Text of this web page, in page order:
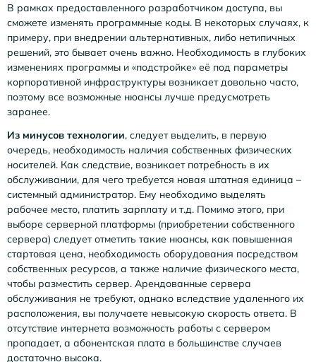
В рамках предоставленного разработчиком доступа, вы
сможете изменять программные коды. В некоторых случаях, к
примеру, при внедрении альтернативных, либо нетипичных
решений, это бывает очень важно. Необходимость в глубоких
изменениях программы и «подстройке» её под параметры
корпоративной инфраструктуры возникает довольно часто,
поэтому все возможные нюансы лучше предусмотреть
заранее.
Из минусов технологии, следует выделить, в первую
очередь, необходимость наличия собственных физических
носителей. Как следствие, возникает потребность в их
обслуживании, для чего требуется новая штатная единица –
системный администратор. Ему необходимо выделять
рабочее место, платить зарплату и т.д. Помимо этого, при
выборе серверной платформы (приобретении собственного
сервера) следует отметить такие нюансы, как повышенная
стартовая цена, необходимость оборудования посредством
собственных ресурсов, а также наличие физического места,
чтобы разместить сервер. Арендованные сервера
обслуживания не требуют, однако вследствие удаленного их
расположения, вы получаете невысокую скорость ответа. В
отсутствие интернета возможность работы с сервером
пропадает, а абонентская плата в большинстве случаев
достаточно высока.